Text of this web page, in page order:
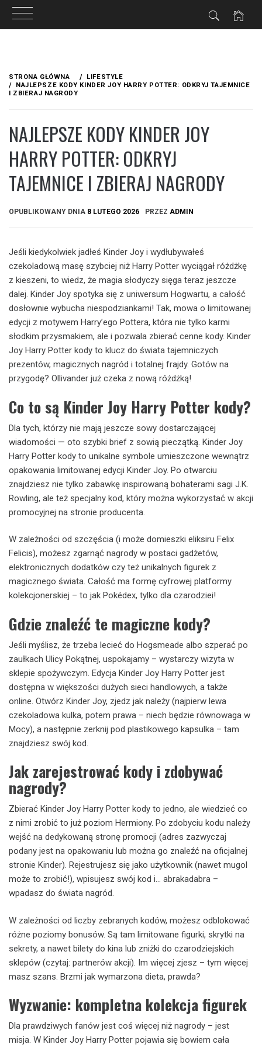
treści
STRONA GŁÓWNA
LIFESTYLE
NAJLEPSZE KODY KINDER JOY HARRY POTTER: ODKRYJ TAJEMNICE
I ZBIERAJ NAGRODY
NAJLEPSZE KODY KINDER JOY
HARRY POTTER: ODKRYJ
TAJEMNICE I ZBIERAJ NAGRODY
OPUBLIKOWANY DNIA 8 LUTEGO 2026 PRZEZ ADMIN
Jeśli kiedykolwiek jadłeś Kinder Joy i wydłubywałeś
czekoladową masę szybciej niż Harry Potter wyciągał różdżkę
z kieszeni, to wiedz, że magia słodyczy sięga teraz jeszcze
dalej. Kinder Joy spotyka się z uniwersum Hogwartu, a całość
dosłownie wybucha niespodziankami! Tak, mowa o limitowanej
edycji z motywem Harry’ego Pottera, która nie tylko karmi
słodkim przysmakiem, ale i pozwala zbierać cenne kody. Kinder
Joy Harry Potter kody to klucz do świata tajemniczych
prezentów, magicznych nagród i totalnej frajdy. Gotów na
przygodę? Ollivander już czeka z nową różdżką!
Co to są Kinder Joy Harry Potter kody?
Dla tych, którzy nie mają jeszcze sowy dostarczającej
wiadomości — oto szybki brief z sowią pieczątką. Kinder Joy
Harry Potter kody to unikalne symbole umieszczone wewnątrz
opakowania limitowanej edycji Kinder Joy. Po otwarciu
znajdziesz nie tylko zabawkę inspirowaną bohaterami sagi J.K.
Rowling, ale też specjalny kod, który można wykorzystać w akcji
promocyjnej na stronie producenta.
W zależności od szczęścia (i może domieszki eliksiru Felix
Felicis), możesz zgarnąć nagrody w postaci gadżetów,
elektronicznych dodatków czy też unikalnych figurek z
magicznego świata. Całość ma formę cyfrowej platformy
kolekcjonerskiej – to jak Pokédex, tylko dla czarodziei!
Gdzie znaleźć te magiczne kody?
Jeśli myślisz, że trzeba lecieć do Hogsmeade albo szperać po
zaułkach Ulicy Pokątnej, uspokajamy – wystarczy wizyta w
sklepie spożywczym. Edycja Kinder Joy Harry Potter jest
dostępna w większości dużych sieci handlowych, a także
online. Otwórz Kinder Joy, zjedz jak należy (najpierw lewa
czekoladowa kulka, potem prawa – niech będzie równowaga w
Mocy), a następnie zerknij pod plastikowego kapsulka – tam
znajdziesz swój kod.
Jak zarejestrować kody i zdobywać
nagrody?
Zbierać Kinder Joy Harry Potter kody to jedno, ale wiedzieć co
z nimi zrobić to już poziom Hermiony. Po zdobyciu kodu należy
wejść na dedykowaną stronę promocji (adres zazwyczaj
podany jest na opakowaniu lub można go znaleźć na oficjalnej
stronie Kinder). Rejestrujesz się jako użytkownik (nawet mugol
może to zrobić!), wpisujesz swój kod i… abrakadabra –
wpadasz do świata nagród.
W zależności od liczby zebranych kodów, możesz odblokować
różne poziomy bonusów. Są tam limitowane figurki, skrytki na
sekrety, a nawet bilety do kina lub zniżki do czarodziejskich
sklepów (czytaj: partnerów akcji). Im więcej zjesz – tym więcej
masz szans. Brzmi jak wymarzona dieta, prawda?
Wyzwanie: kompletna kolekcja figurek
Dla prawdziwych fanów jest coś więcej niż nagrody – jest
misja. W Kinder Joy Harry Potter pojawia się bowiem cała